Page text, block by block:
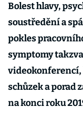
Bolest hlavy,
soustředění a
pokles
symptomy
videokonferencí,
schůzek a porad
na konci roku